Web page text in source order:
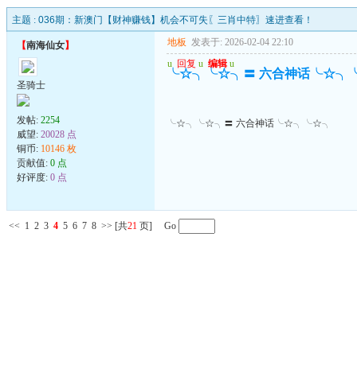
主题 : 036期：新澳门【财神赚钱】机会不可失〖三肖中特〗速进查看！
【南海仙女】
圣骑士
发帖: 2254
威望: 20028 点
铜币: 10146 枚
贡献值: 0 点
好评度: 0 点
地板 发表于: 2026-02-04 22:10
u 回复 u 编辑 u
╰☆╮╰☆╮〓 六合神话
╰☆╮╰☆╮〓 六合神话╰☆╮╰☆╮
<< 1 2 3 4 5 6 7 8 >> [共21 页] Go